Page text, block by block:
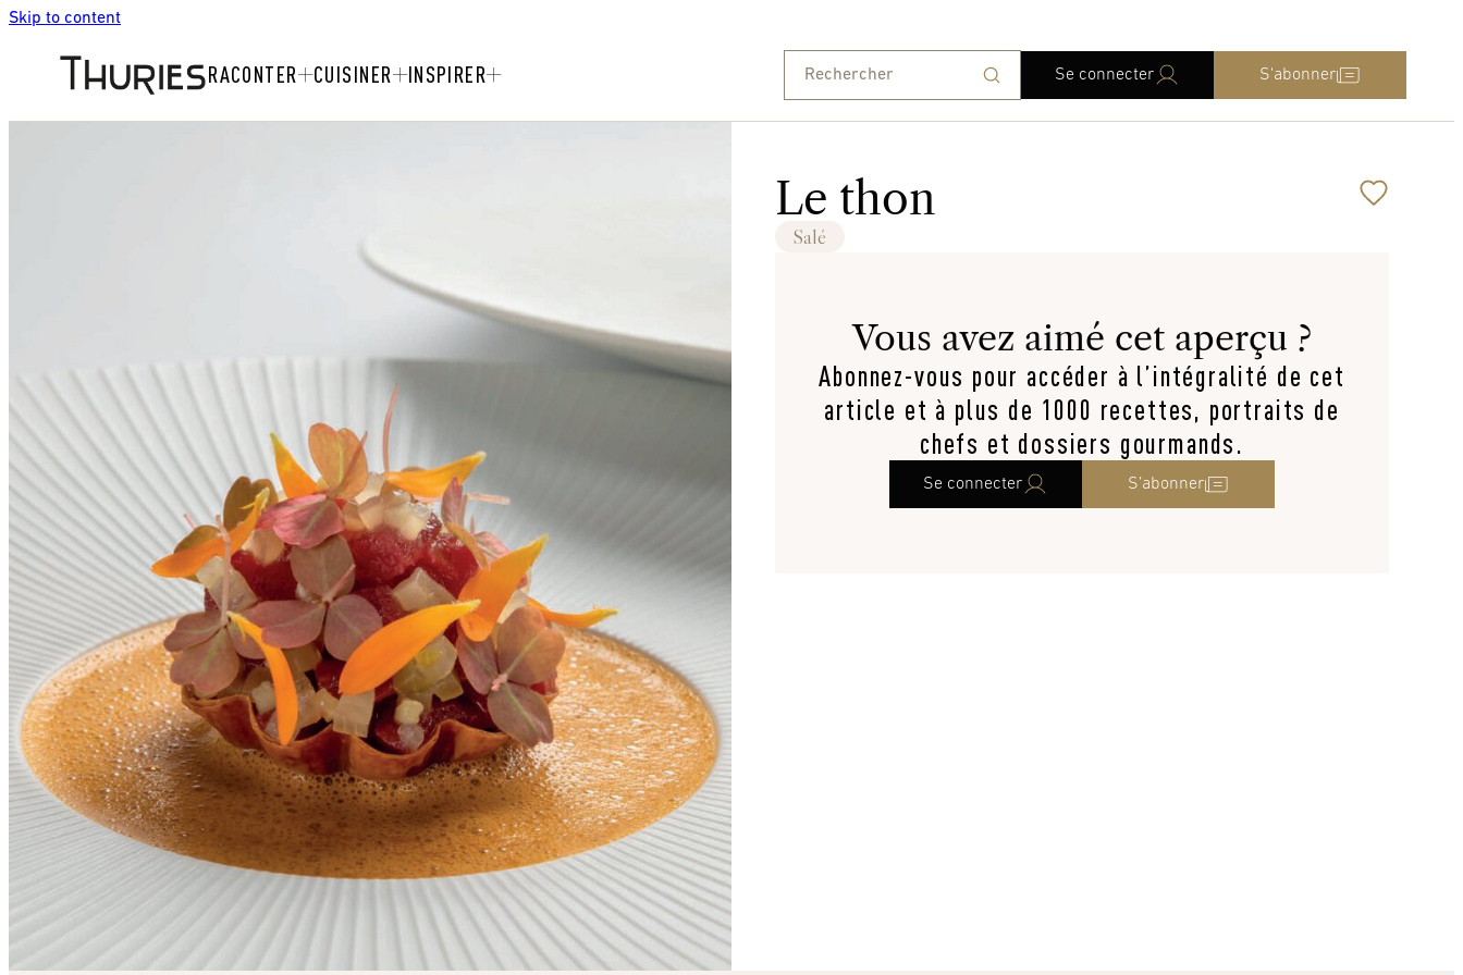
Skip to content
RACONTER CUISINER INSPIRER Se connecter S'abonner
Le thon
Salé
Vous avez aimé cet aperçu ?
Abonnez-vous pour accéder à l’intégralité de cet
article et à plus de 1000 recettes, portraits de
chefs et dossiers gourmands.
Se connecter S’abonner